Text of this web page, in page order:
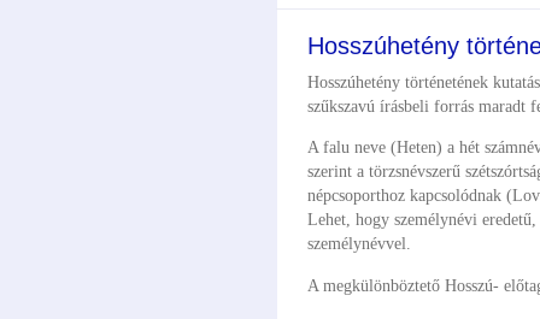
Hosszúhetény
Hosszúhetény történetének
szűkszavú írásbeli forrás maradt
A falu neve (Heten) a hét
szerint a törzsnévszerű
népcsoporthoz kapcsolódnak
Lehet, hogy személynévi
személynévvel.
A megkülönböztető Hosszú-